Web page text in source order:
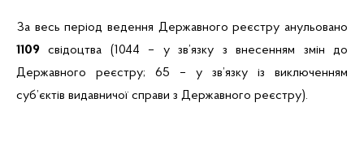
За весь період ведення Державного реєстру анульовано
1109свідоцтва (1044 – у зв’язку з внесенням змін до
Державного реєстру; 65 – у зв’язку із виключенням
суб’єктів видавничої справи з Державного реєстру).